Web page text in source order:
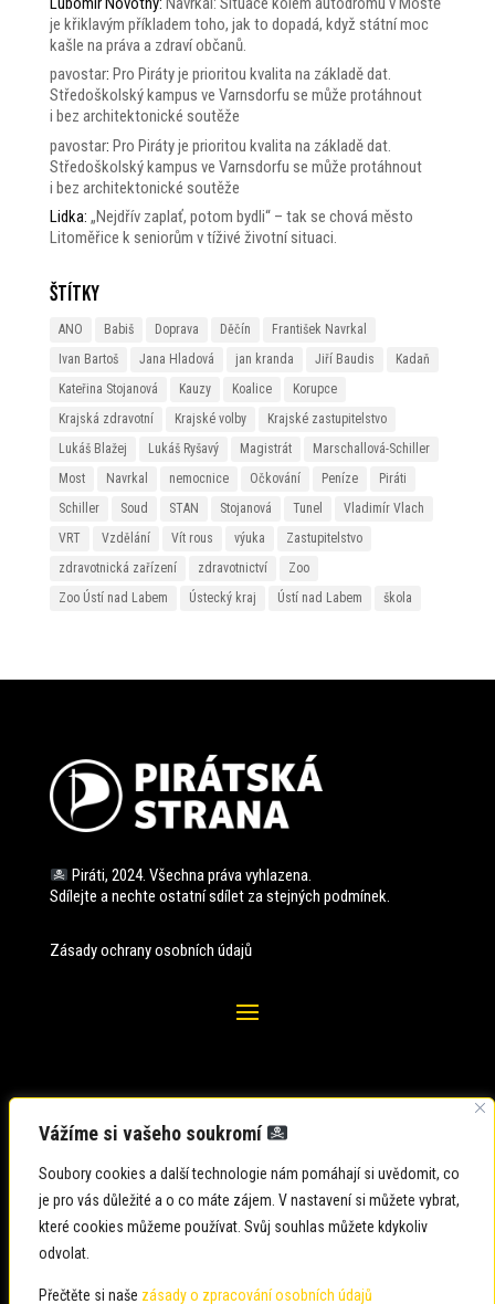
Vážíme si vašeho soukromí
Soubory cookies a další technologie nám pomáhají si uvědomit, co
je pro vás důležité a o co máte zájem. V nastavení si můžete vybrat,
které cookies můžeme používat. Svůj souhlas můžete kdykoliv
odvolat.
Přečtěte si naše zásady o zpracování osobních údajů
je křiklavým příkladem toho, jak to dopadá, když státní moc
kašle na práva a zdraví občanů.
pavostar: Pro Piráty je prioritou kvalita na základě dat.
Středoškolský kampus ve Varnsdorfu se může protáhnout
i bez architektonické soutěže
pavostar: Pro Piráty je prioritou kvalita na základě dat.
Středoškolský kampus ve Varnsdorfu se může protáhnout
i bez architektonické soutěže
Lidka: „Nejdřív zaplať, potom bydli“ – tak se chová město
Litoměřice k seniorům v tíživé životní situaci.
Štítky
ANO Babiš Doprava Děčín
František Navrkal
Ivan Bartoš
Jana Hladová jan kranda Jiří Baudis
Kadaň
Kateřina Stojanová
Kauzy Koalice
Korupce
Krajská zdravotní
Krajské volby
Krajské zastupitelstvo
Lukáš Blažej
Lukáš Ryšavý Magistrát
Marschallová-Schiller
Most
Navrkal nemocnice Očkování Peníze
Piráti
Schiller
Soud STAN Stojanová Tunel
Vladimír Vlach
VRT
Vzdělání Vít rous výuka
Zastupitelstvo
zdravotnická zařízení
zdravotnictví
Zoo
Zoo Ústí nad Labem
Ústecký kraj Ústí nad Labem škola
Piráti, 2024. Všechna práva vyhlazena.
Sdílejte a nechte ostatní sdílet za stejných podmínek.
Zásady ochrany osobních údajů
Zadavatel: Česká pirátská strana